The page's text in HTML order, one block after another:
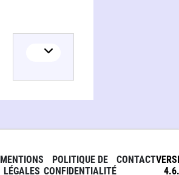
MENTIONS
LÉGALES
POLITIQUE DE
CONFIDENTIALITÉ
CONTACT